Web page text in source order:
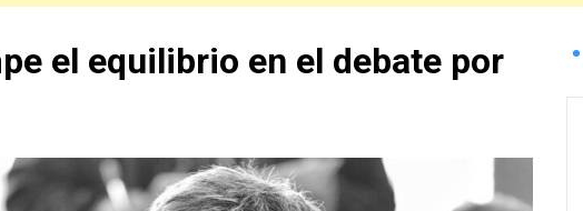
el equilibrio en el debate por